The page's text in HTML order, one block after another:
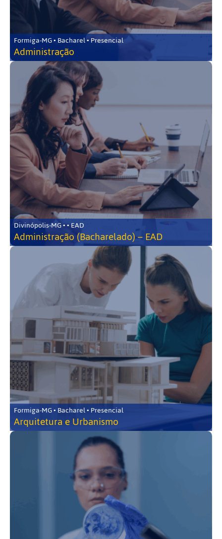
Formiga-MG • Bacharel • Presencial
Administração
Divinópolis-MG • • EAD
Administração (Bacharelado) – EAD
Formiga-MG • Bacharel • Presencial
Arquitetura e Urbanismo